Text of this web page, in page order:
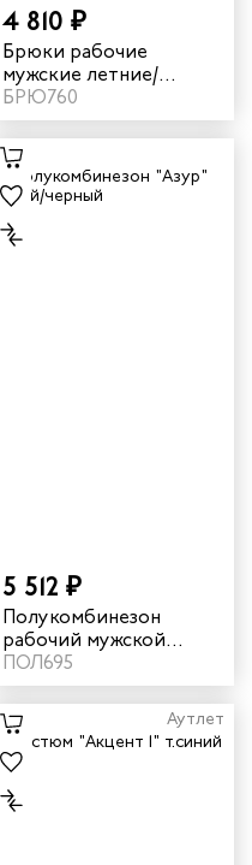
4 810 ₽
Брюки рабочие
мужские летние/
демисезонные "Мист"
цвет коричневый/
бежевый
БРЮ760
5 512 ₽
Полукомбинезон
рабочий мужской
летний "Azur" цвет
синий/черный
ПОЛ695
Аутлет